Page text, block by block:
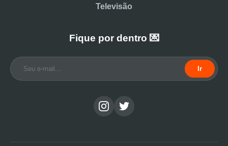
Televisão
Fique por dentro 💌
Ir